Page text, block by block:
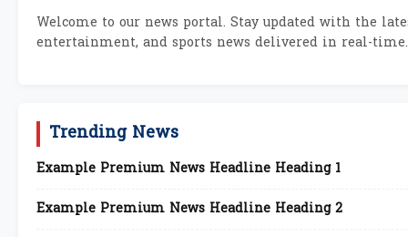
Welcome to our news portal. Stay updated with the
entertainment, and sports news delivered in real-time.
Trending News
Example Premium News Headline Heading 1
Example Premium News Headline Heading 2